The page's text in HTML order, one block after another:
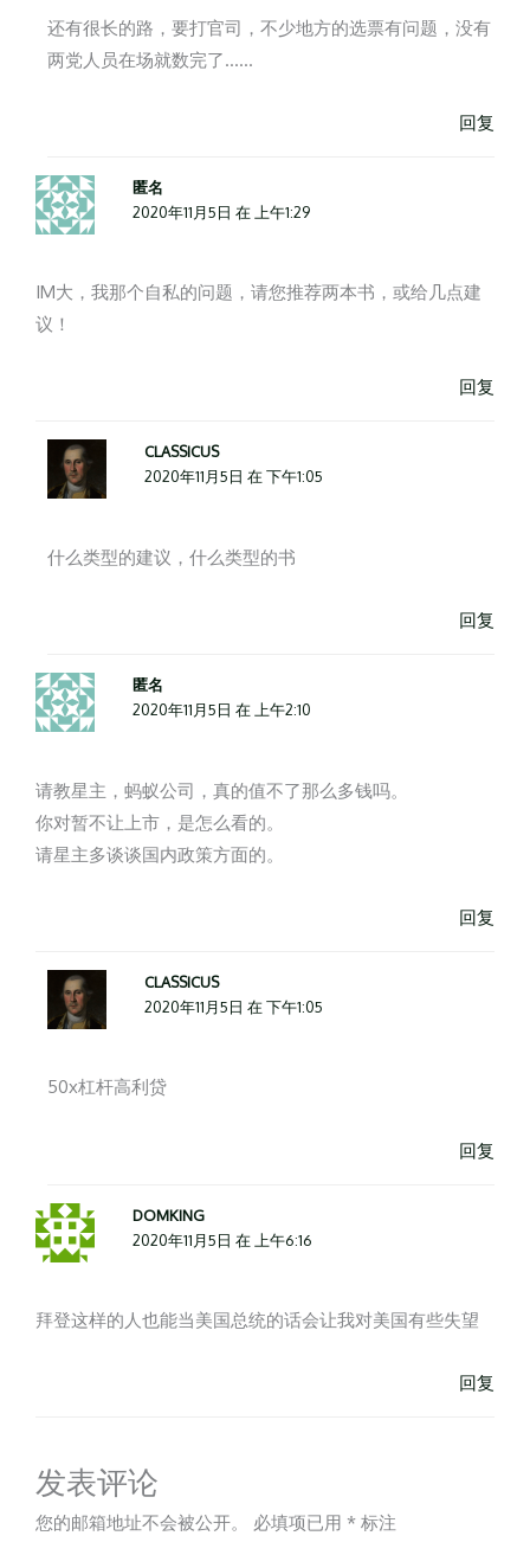
还有很长的路，要打官司，不少地方的选票有问题，没有
两党人员在场就数完了……
回复
匿名
2020年11月5日 在 上午1:29
IM大，我那个自私的问题，请您推荐两本书，或给几点建
议！
回复
CLASSICUS
2020年11月5日 在 下午1:05
什么类型的建议，什么类型的书
回复
匿名
2020年11月5日 在 上午2:10
请教星主，蚂蚁公司，真的值不了那么多钱吗。
你对暂不让上市，是怎么看的。
请星主多谈谈国内政策方面的。
回复
CLASSICUS
2020年11月5日 在 下午1:05
50x杠杆高利贷
回复
DOMKING
2020年11月5日 在 上午6:16
拜登这样的人也能当美国总统的话会让我对美国有些失望
回复
发表评论
您的邮箱地址不会被公开。 必填项已用 * 标注